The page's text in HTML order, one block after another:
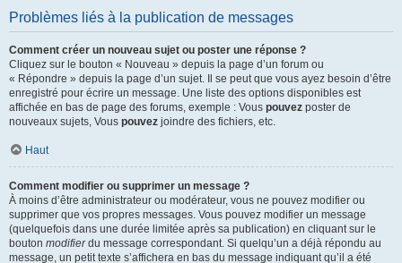
Problèmes liés à la publication de messages
Comment créer un nouveau sujet ou poster une réponse ?
Cliquez sur le bouton « Nouveau » depuis la page d’un forum ou
« Répondre » depuis la page d’un sujet. Il se peut que vous ayez besoin d’être
enregistré pour écrire un message. Une liste des options disponibles est
affichée en bas de page des forums, exemple : Vous pouvez poster de
nouveaux sujets, Vous pouvez joindre des fichiers, etc.
Haut
Comment modifier ou supprimer un message ?
À moins d’être administrateur ou modérateur, vous ne pouvez modifier ou
supprimer que vos propres messages. Vous pouvez modifier un message
(quelquefois dans une durée limitée après sa publication) en cliquant sur le
bouton modifierdu message correspondant. Si quelqu’un a déjà répondu au
message, un petit texte s’affichera en bas du message indiquant qu’il a été